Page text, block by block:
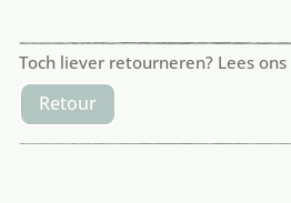
Toch liever retourneren? Lees
Retour